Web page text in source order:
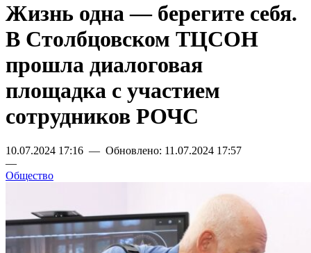
Жизнь одна — берегите себя.
В Столбцовском ТЦСОН
прошла диалоговая
площадка с участием
сотрудников РОЧС
10.07.2024 17:16 — Обновлено: 11.07.2024 17:57
—
Общество